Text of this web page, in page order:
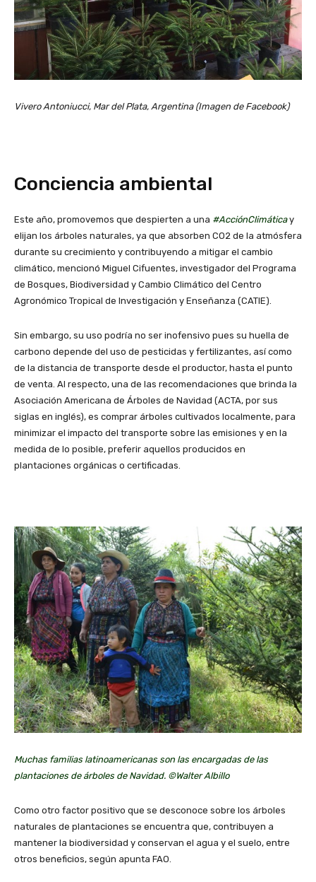
Vivero Antoniucci, Mar del Plata, Argentina (Imagen de Facebook)
Conciencia ambiental
Este año, promovemos que despierten a una #AcciónClimáticay
elijan los árboles naturales, ya que absorben CO2 de la atmósfera
durante su crecimiento y contribuyendo a mitigar el cambio
climático, mencionó Miguel Cifuentes, investigador del Programa
de Bosques, Biodiversidad y Cambio Climático del Centro
Agronómico Tropical de Investigación y Enseñanza (CATIE).
Sin embargo, su uso podría no ser inofensivo pues su huella de
carbono depende del uso de pesticidas y fertilizantes, así como
de la distancia de transporte desde el productor, hasta el punto
de venta. Al respecto, una de las recomendaciones que brinda la
Asociación Americana de Árboles de Navidad (ACTA, por sus
siglas en inglés), es comprar árboles cultivados localmente, para
minimizar el impacto del transporte sobre las emisiones y en la
medida de lo posible, preferir aquellos producidos en
plantaciones orgánicas o certificadas.
Muchas familias latinoamericanas son las encargadas de las
plantaciones de árboles de Navidad. ©Walter Albillo
Como otro factor positivo que se desconoce sobre los árboles
naturales de plantaciones se encuentra que, contribuyen a
mantener la biodiversidad y conservan el agua y el suelo, entre
otros beneficios, según apunta FAO.